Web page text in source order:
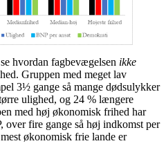
hvordan fagbevægelsen ikke
Gruppen med meget lav
3½ gange så mange dødsulykker
ulighed, og 24 % længere
med høj økonomisk frihed har
over fire gange så høj indkomst per
økonomisk frie lande er